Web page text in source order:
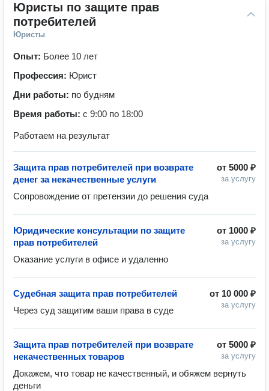
Юристы по защите прав
потребителей
Юристы
Опыт: Более 10 лет
Профессия: Юрист
Дни работы: по будням
Время работы: с 9:00 по 18:00
Работаем на результат
от 5000 ₽
за услугу
Защита прав потребителей при возврате
денег за некачественные услуги
Сопровождение от претензии до решения суда
от 1000 ₽
за услугу
Юридические консультации по защите
прав потребителей
Оказание услуги в офисе и удаленно
от 10 000 ₽
за услугу
Судебная защита прав потребителей
Через суд защитим ваши права в суде
от 5000 ₽
за услугу
Защита прав потребителей при возврате
некачественных товаров
Докажем, что товар не качественный, и обяжем вернуть
деньги